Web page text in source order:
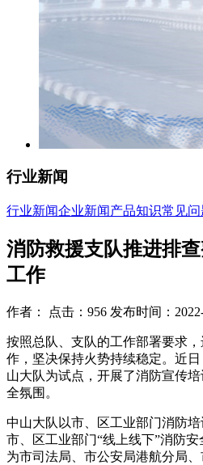
行业新闻
行业新闻企业新闻产品知识常见问
消防救援支队推进排
工作
作者： 点击：956 发布时间：
按照总队、支队的工作部署要求
作，坚决保持火势持续稳定。近
山大队为试点，开展了消防宣传
全氛围。
中山大队以市、区工业部门消防
市、区工业部门“线上线下”消防
为市司法局、市公安局港航分局